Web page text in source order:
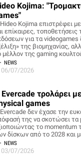
Kojima:
Kojima επιστρέφει
επίκαιρες,
για τα videogames
της βιομηχανίας,
μέλλον της gaming
NEWS
06/07/2026
Evercade τρολάρει
games
δεν έχασε την
της να σκοτώσει
το momentum
δίσκων από το 2028 και
NEWS
03/07/2026